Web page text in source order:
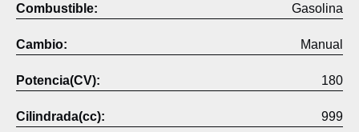
Combustible: Gasolina
Cambio: Manual
Potencia(CV): 180
Cilindrada(cc): 999